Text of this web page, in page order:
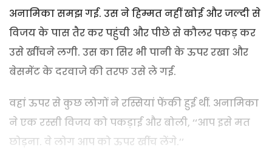
अनामिका समझ गई. उस ने हिम्मत नहीं खोई और जल्दी से
विजय के पास तैर कर पहुंची और पीछे से कौलर पकड़ कर
उसे खींचने लगी. उस का सिर भी पानी के ऊपर रखा और
बेसमेंट के दरवाजे की तरफ उसे ले गई.
वहां ऊपर से कुछ लोगों ने रस्सियां फेंकी हुई थीं. अनामिका
ने एक रस्सी विजय को पकड़ाई और बोली, ‘‘आप इसे मत
छोड़ना. वे लोग आप को ऊपर खींच लेंगे.’’